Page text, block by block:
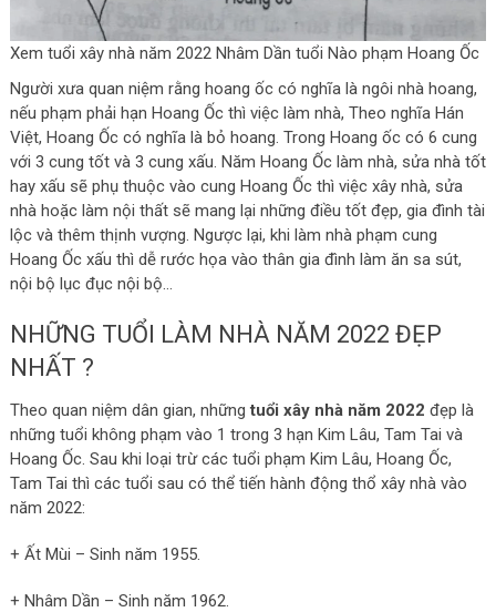
Xem tuổi xây nhà năm 2022 Nhâm Dần tuổi Nào phạm Hoang Ốc
Người xưa quan niệm rằng hoang ốc có nghĩa là ngôi nhà hoang,
nếu phạm phải hạn Hoang Ốc thì việc làm nhà, Theo nghĩa Hán
Việt, Hoang Ốc có nghĩa là bỏ hoang. Trong Hoang ốc có 6 cung
với 3 cung tốt và 3 cung xấu. Năm Hoang Ốc làm nhà, sửa nhà tốt
hay xấu sẽ phụ thuộc vào cung Hoang Ốc thì việc xây nhà, sửa
nhà hoặc làm nội thất sẽ mang lại những điều tốt đẹp, gia đình tài
lộc và thêm thịnh vượng. Ngược lại, khi làm nhà phạm cung
Hoang Ốc xấu thì dễ rước họa vào thân gia đình làm ăn sa sút,
nội bộ lục đục nội bộ…
NHỮNG TUỔI LÀM NHÀ NĂM 2022 ĐẸP
NHẤT ?
Theo quan niệm dân gian, nhữngtuổi xây nhà năm 2022 đẹp là
những tuổi không phạm vào 1 trong 3 hạn Kim Lâu, Tam Tai và
Hoang Ốc. Sau khi loại trừ các tuổi phạm Kim Lâu, Hoang Ốc,
Tam Tai thì các tuổi sau có thể tiến hành động thổ xây nhà vào
năm 2022:
+ Ất Mùi – Sinh năm 1955.
+ Nhâm Dần – Sinh năm 1962.